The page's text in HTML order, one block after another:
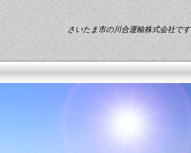
さいたま市の川合運輸株式会社です